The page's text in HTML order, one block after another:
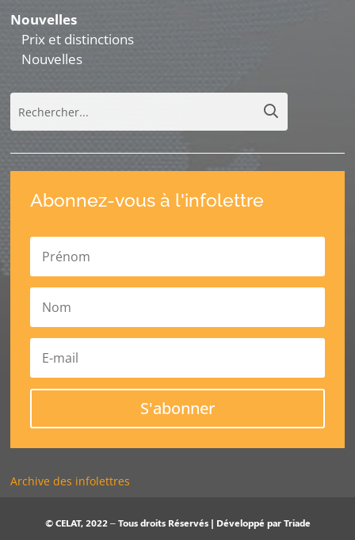
Nouvelles
Prix et distinctions
Nouvelles
Abonnez-vous à l'infolettre
S'abonner
Archive des infolettres
© CELAT, 2022 – Tous droits Réservés | Développé parTriade